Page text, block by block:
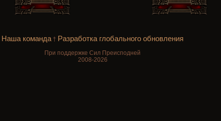
Наша команда† Разработка глобального обновления
При поддержке Сил Преисподней
2008-2026